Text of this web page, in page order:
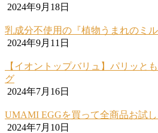
2024年9月18日
乳成分不使用の『植物うまれのミ
2024年9月11日
【イオントップバリュ】パリッと
グ
2024年7月16日
UMAMI EGGを買って全商品お試
2024年7月10日